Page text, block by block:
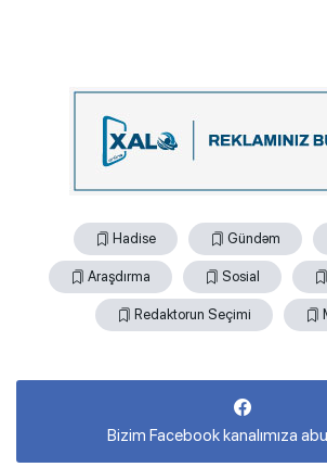
Hadise Gündəm
Araşdırma Sosial
Redaktorun Seçimi
Bizim Facebook kanalımıza